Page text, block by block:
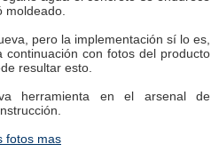
moldeado.
pero la implementación sí lo es,
continuación con fotos del producto
resultar esto.
herramienta en el arsenal de
fotos mas